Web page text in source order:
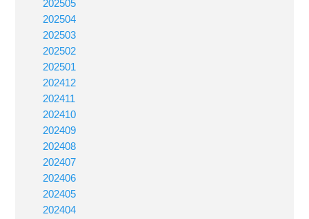
202505
202504
202503
202502
202501
202412
202411
202410
202409
202408
202407
202406
202405
202404